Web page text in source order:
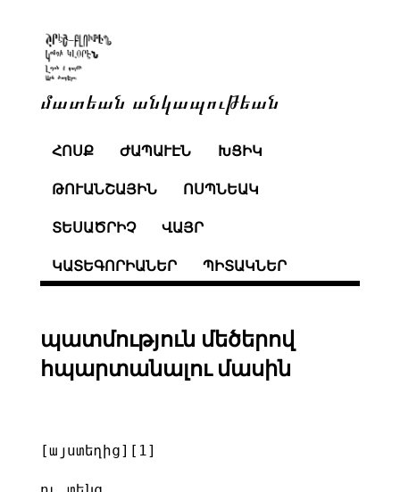
մատեան անկապութեան
ՀՈՍՔ ԺԱՊԱՒԷՆ ԽՑԻԿ
ԹՈՒԱՆՇԱՅԻՆ ՈՍՊՆԵԱԿ
ՏԵՍԱԾՐԻՉ ՎԱՅՐ
ԿԱՏԵԳՈՐԻԱՆԵՐ ՊԻՏԱԿՆԵՐ
պատմություն մեծերով
հպարտանալու մասին
[այստեղից][1]